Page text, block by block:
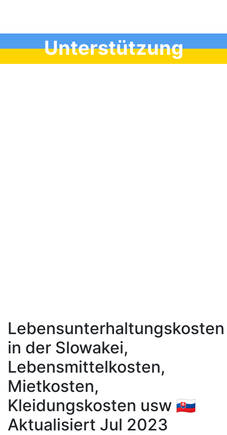
Unterstützung
Lebensunterhaltungskosten
in der Slowakei,
Lebensmittelkosten,
Mietkosten,
Kleidungskosten usw 🇸🇰
Aktualisiert Jul 2023